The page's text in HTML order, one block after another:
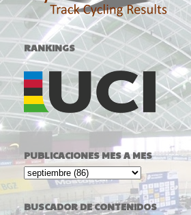
RANKINGS
PUBLICACIONES MES A MES
BUSCADOR DE CONTENIDOS